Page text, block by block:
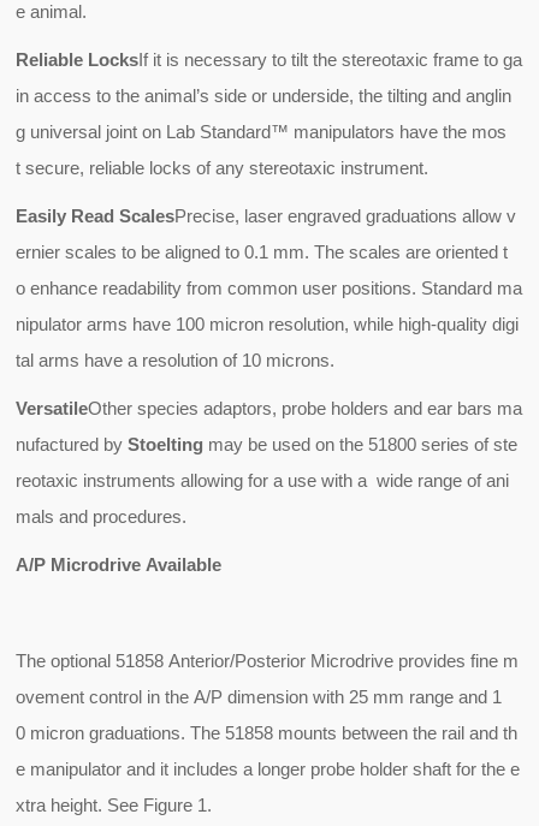
e animal.
Reliable LocksIf it is necessary to tilt the stereotaxic frame to ga
in access to the animal’s side or underside, the tilting and anglin
g universal joint on Lab Standard™ manipulators have the mos
t secure, reliable locks of any stereotaxic instrument.
Easily Read ScalesPrecise, laser engraved graduations allow v
ernier scales to be aligned to 0.1 mm. The scales are oriented t
o enhance readability from common user positions. Standard ma
nipulator arms have 100 micron resolution, while high-quality digi
tal arms have a resolution of 10 microns.
VersatileOther species adaptors, probe holders and ear bars ma
nufactured byStoelting may be used on the 51800 series of ste
reotaxic instruments allowing for a use with a wide range of ani
mals and procedures.
A/P Microdrive Available
The optional 51858 Anterior/Posterior Microdrive provides fine m
ovement control in the A/P dimension with 25 mm range and 1
0 micron graduations. The 51858 mounts between the rail and th
e manipulator and it includes a longer probe holder shaft for the e
xtra height. See Figure 1.